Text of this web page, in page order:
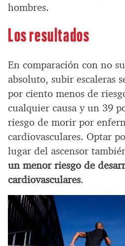
hombres.
Los resultados
En comparación con no
absoluto, subir escaleras
por ciento menos de
cualquier causa y un 39
riesgo de morir por
cardiovasculares. Optar
lugar del ascensor
un menor riesgo de
cardiovasculares.